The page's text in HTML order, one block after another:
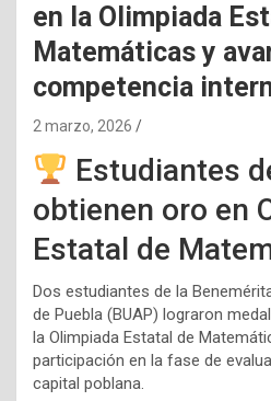
en la Olimpiada
Matemáticas y
competencia
2 marzo, 2026
Estudiantes
obtienen oro en
Estatal de
Dos estudiantes de la
de Puebla (BUAP) lograron
la Olimpiada Estatal de
participación en la fase de
capital poblana.